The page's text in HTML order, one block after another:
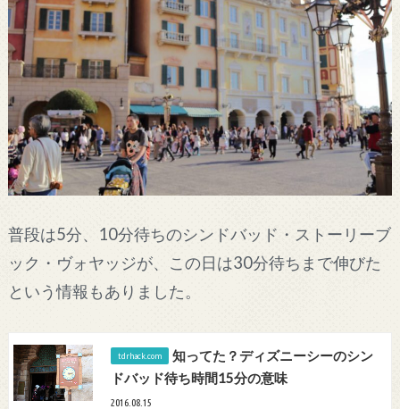
普段は5分、10分待ちのシンドバッド・ストーリーブ
ック・ヴォヤッジが、この日は30分待ちまで伸びた
という情報もありました。
知ってた？ディズニーシーのシン
ドバッド待ち時間15分の意味
2016.08.15